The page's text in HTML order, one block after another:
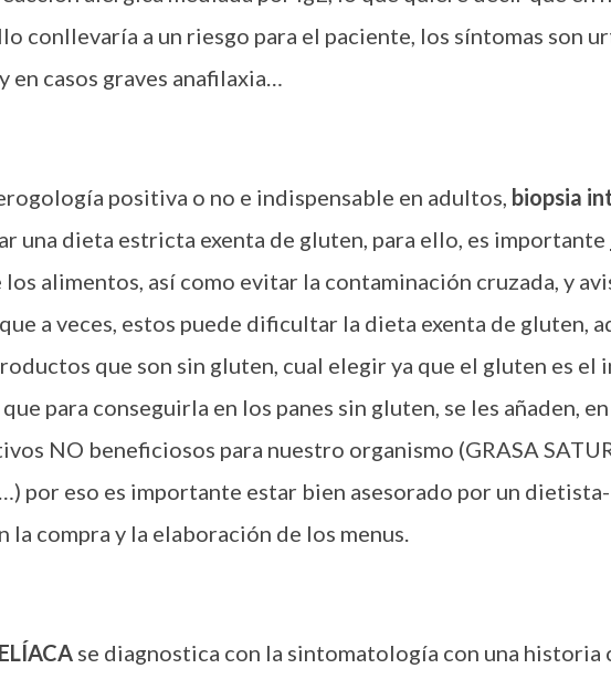
conllevaría a un riesgo para el paciente, los síntomas son
casos graves anafilaxia…
positiva o no e indispensable en adultos, biopsia
una dieta estricta exenta de gluten, para ello, es importante
los alimentos, así como evitar la contaminación cruzada, y
a veces, estos puede dificultar la dieta exenta de gluten,
que son sin gluten, cual elegir ya que el gluten es el
para conseguirla en los panes sin gluten, se les añaden,
NO beneficiosos para nuestro organismo (GRASA
por eso es importante estar bien asesorado por un dietista-
compra y la elaboración de los menus.
se diagnostica con la sintomatología con una historia